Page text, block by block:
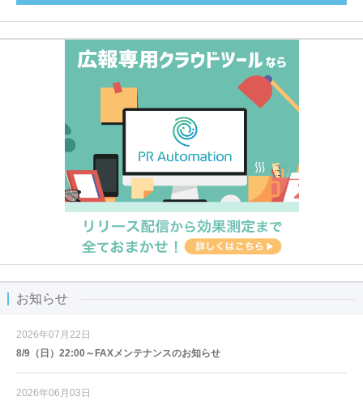
お知らせ
2026年07月22日
8/9（日）22:00～FAXメンテナンスのお知らせ
2026年06月03日